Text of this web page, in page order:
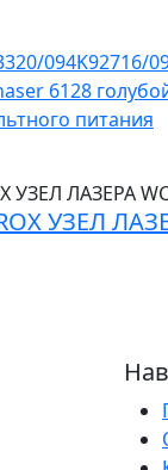
094K92716/
6128
питания
УЗЕЛ